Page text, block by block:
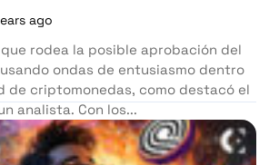
ago
rodea la posible aprobación del
ondas de entusiasmo dentro
de criptomonedas, como destacó el
analista. Con los...